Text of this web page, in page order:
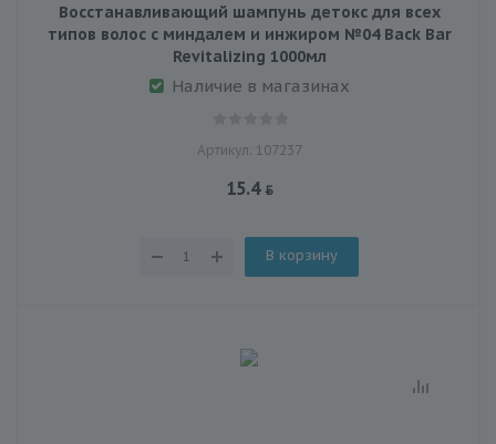
Восстанавливающий шампунь детокс для всех
типов волос с миндалем и инжиром №04 Back Bar
Revitalizing 1000мл
Наличие в магазинах
Артикул: 107237
15.4
В корзину